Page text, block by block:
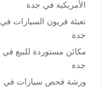
الأمريكية في جدة
تعبئة فريون السيارات في
جدة
مكائن مستوردة للبيع في
جدة
ورشة فحص سيارات في